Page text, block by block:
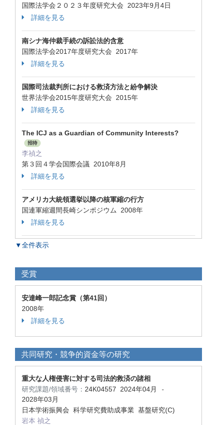
国際法学会２０２３年度研究大会 2023年9月4日
詳細を見る
南シナ海仲裁手続の訴訟法的含意
国際法学会2017年度研究大会 2017年
詳細を見る
国際司法裁判所における救済方法と紛争解決
世界法学会2015年度研究大会 2015年
詳細を見る
The ICJ as a Guardian of Community Interests?
招待
李禎之
第３回４学会国際会議 2010年8月
詳細を見る
アメリカ大統領選挙以降の核軍縮の行方
国連軍縮週間長崎シンポジウム 2008年
詳細を見る
▼全件表示
受賞
安達峰一郎記念賞（第41回）
2008年
詳細を見る
共同研究・競争的資金等の研究
重大な人権侵害に対する司法的救済の諸相
研究課題/領域番号： 24K04557 2024年04月 -
2028年03月
日本学術振興会 科学研究費助成事業 基盤研究(C)
岩本 禎之